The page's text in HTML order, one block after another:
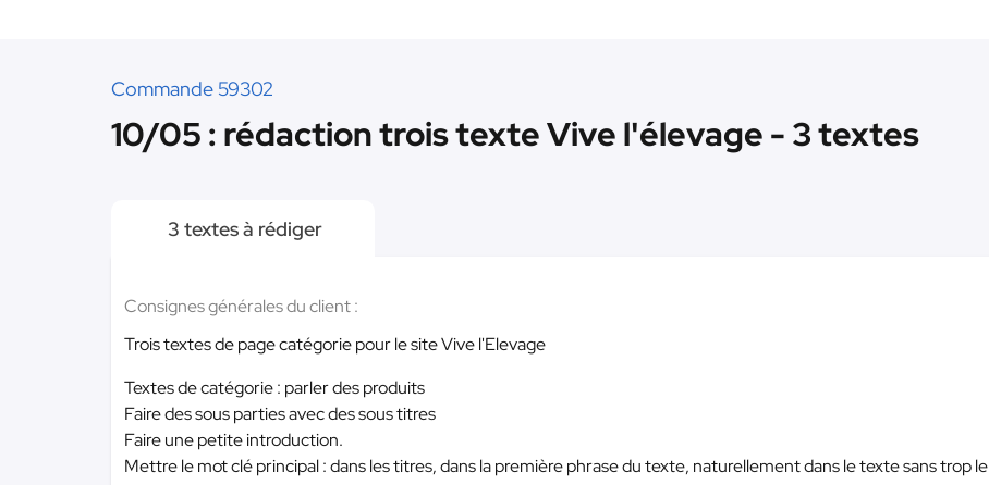
Commande 59302
10/05 : rédaction trois texte Vive l'élevage - 3 textes
3 textes à rédiger
Consignes générales du client :
Trois textes de page catégorie pour le site Vive l'Elevage
Textes de catégorie : parler des produits
Faire des sous parties avec des sous titres
Faire une petite introduction.
Mettre le mot clé principal : dans les titres, dans la première phrase du texte, naturellement dans le texte sans trop le